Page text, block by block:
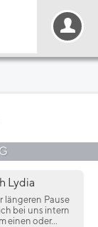
Lydia
längeren Pause
bei uns intern
einen oder...